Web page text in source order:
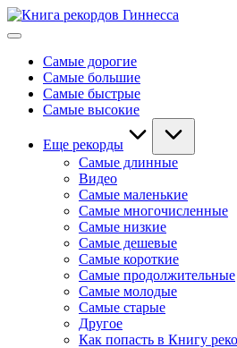
Перейти
к
Мировые
ГиннессаСамые дорогие
Самые большие
Самые быстрые
Самые высокие
Еще рекорды
Самые длинные
Видео
Самые маленькие
Самые многочисленные
Самые низкие
Самые дешевые
Самые короткие
Самые продолжительные
Самые молодые
Самые старые
Другое
Как попасть в Книгу